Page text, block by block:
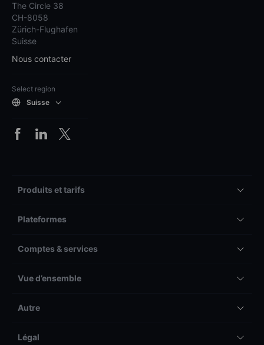
The Circle 38
CH-8058
Zürich-Flughafen
Suisse
Nous contacter
Select region
Suisse
Produits et tarifs
Plateformes
Comptes & services
Vue d’ensemble
Autre
Légal